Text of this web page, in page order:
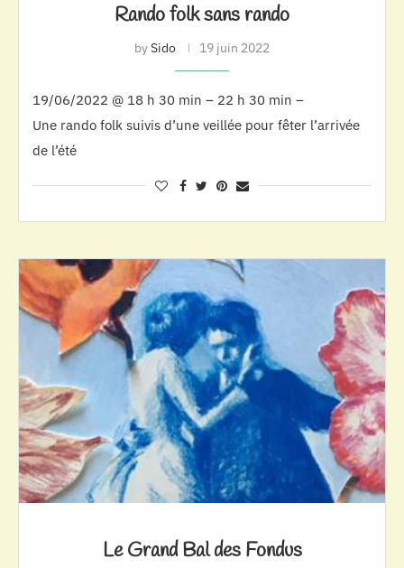
Rando folk sans rando
bySido 19 juin 2022
19/06/2022 @ 18 h 30 min – 22 h 30 min –
Une rando folk suivis d’une veillée pour fêter l’arrivée
de l’été
Le Grand Bal des Fondus